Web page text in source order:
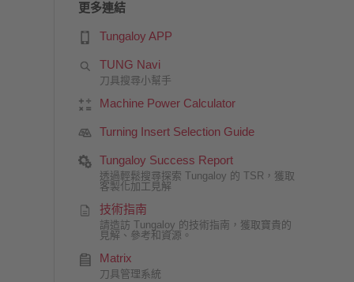
更多連結
Tungaloy APP
TUNG Navi
刀具搜尋小幫手
Machine Power Calculator
Turning Insert Selection Guide
Tungaloy Success Report
透過輕鬆搜尋探索 Tungaloy 的 TSR，獲取
客製化加工見解
技術指南
請造訪 Tungaloy 的技術指南，獲取寶貴的
見解、參考和資源。
Matrix
刀具管理系統